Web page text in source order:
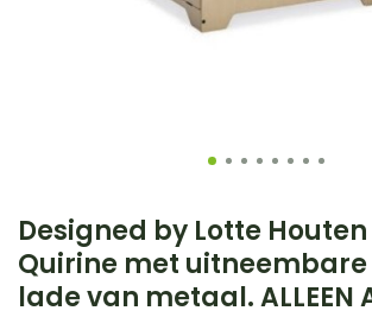
Designed by Lotte
Quirine met
lade van metaal. ALLEEN